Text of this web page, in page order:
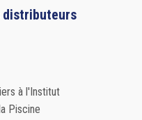
à l'Institut
Piscine